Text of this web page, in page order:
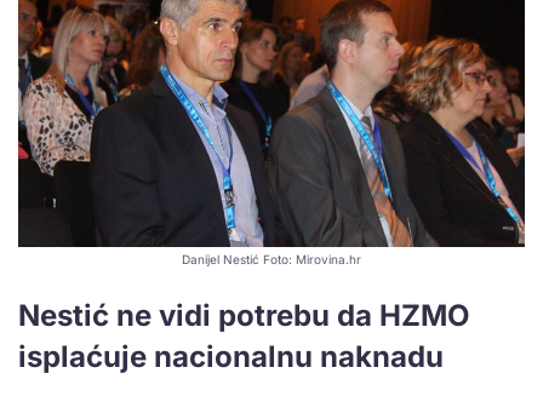
Danijel Nestić Foto: Mirovina.hr
Nestić ne vidi potrebu da HZMO
isplaćuje nacionalnu naknadu